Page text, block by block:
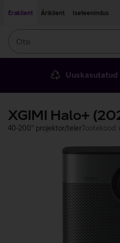
Eraklient
Äriklient Iseteenindus
Uuskasutatud
XGIMI Halo+
40-200'' projektor/telerTootekood: